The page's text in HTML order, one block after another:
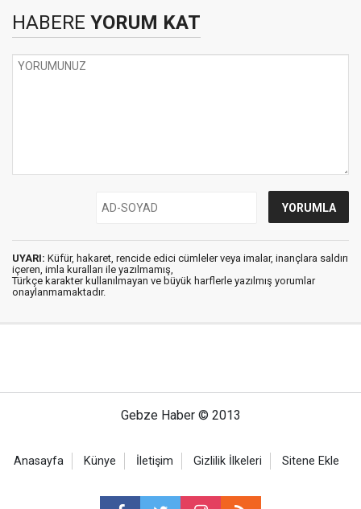
HABERE YORUM KAT
UYARI: Küfür, hakaret, rencide edici cümleler veya imalar, inançlara saldırı
içeren, imla kuralları ile yazılmamış,
Türkçe karakter kullanılmayan ve büyük harflerle yazılmış yorumlar
onaylanmamaktadır.
Gebze Haber © 2013
Anasayfa Künye İletişim Gizlilik İlkeleri Sitene Ekle